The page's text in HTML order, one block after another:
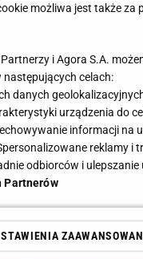
po ten płaszcz
już taki ma. W
za ułamek ceny
Marta Korotko, W
21 MARCA
płaszcze noszą nawet
trencze z
też je mają
możliwa jest także za
i Agora S.A.
następujących celach:
danych
urządzenia do
informacji na
reklamy i
odbiorców i ulepszanie
Partnerów